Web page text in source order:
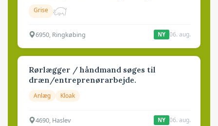
Grise
6950, Ringkøbing NY 06. aug.
Rørlægger / håndmand søges til
dræn/entreprenørarbejde.
Anlæg Kloak
4690, Haslev NY 06. aug.